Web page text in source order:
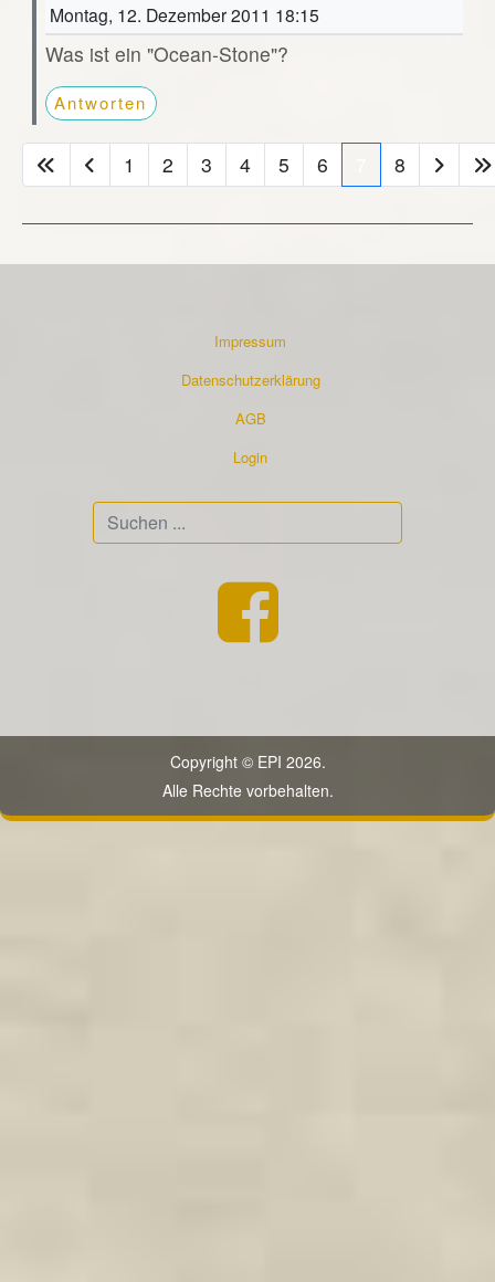
Montag, 12. Dezember 2011 18:15
Was ist ein "Ocean-Stone"?
Antworten
1 2 3 4 5 6 8
Impressum
Datenschutzerklärung
AGB
Login
Copyright © EPI 2026.
Alle Rechte vorbehalten.